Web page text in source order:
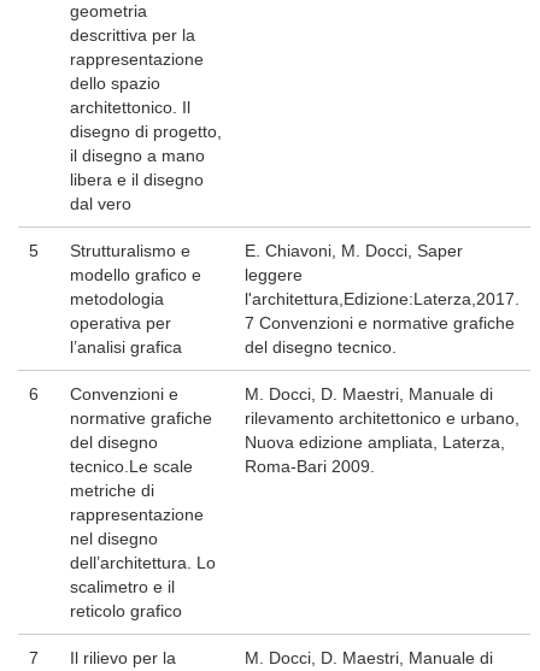
geometria
descrittiva per la
rappresentazione
dello spazio
architettonico. Il
disegno di progetto,
il disegno a mano
libera e il disegno
dal vero
5
Strutturalismo e
modello grafico e
metodologia
operativa per
l’analisi grafica
E. Chiavoni, M. Docci, Saper
leggere
l'architettura,Edizione:Laterza,2017.
7 Convenzioni e normative grafiche
del disegno tecnico.
6
Convenzioni e
normative grafiche
del disegno
tecnico.Le scale
metriche di
rappresentazione
nel disegno
dell’architettura. Lo
scalimetro e il
reticolo grafico
M. Docci, D. Maestri, Manuale di
rilevamento architettonico e urbano,
Nuova edizione ampliata, Laterza,
Roma-Bari 2009.
7
Il rilievo per la
M. Docci, D. Maestri, Manuale di